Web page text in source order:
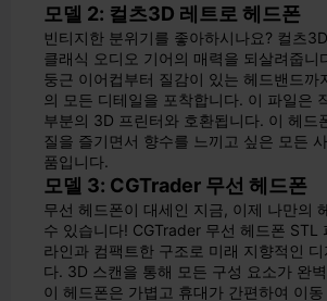
모델 2: 컬츠3D 레트로 헤드폰
빈티지한 분위기를 좋아하시나요? 컬츠
클래식 오디오 기어의 매력을 되살려줍니
둥근 이어컵부터 질감이 있는 헤드밴드까
의 모든 디테일을 포착합니다. 이 파일은
부분의 3D 프린터와 호환됩니다. 이 헤드
질을 즐기면서 향수를 느끼고 싶은 모든
품입니다.
모델 3: CGTrader 무선 헤드폰
무선 헤드폰이 대세인 지금, 이제 나만의
수 있습니다! CGTrader 무선 헤드폰 STL
라인과 컴팩트한 구조로 미래 지향적인
다. 3D 스캔을 통해 모든 구성 요소가 완
이 헤드폰은 가볍고 휴대가 간편하여 이